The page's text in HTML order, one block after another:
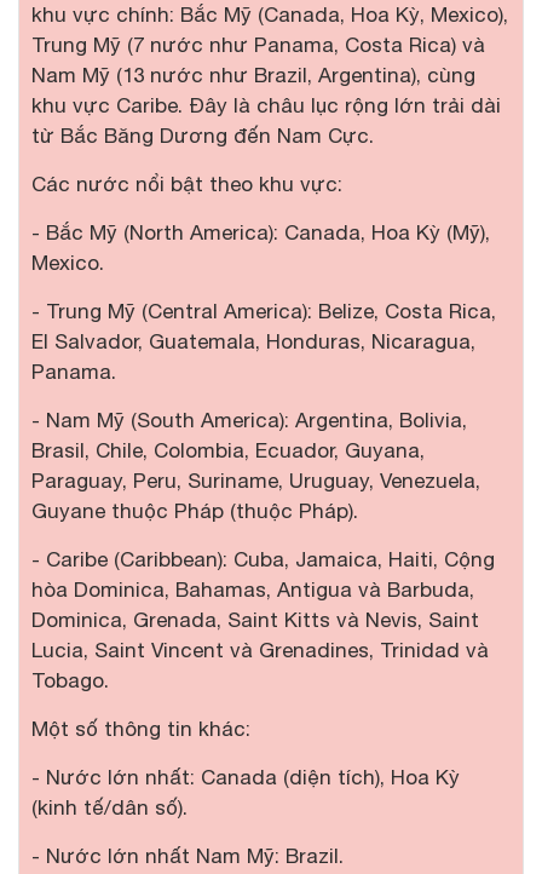
khu vực chính: Bắc Mỹ (Canada, Hoa Kỳ, Mexico),
Trung Mỹ (7 nước như Panama, Costa Rica) và
Nam Mỹ (13 nước như Brazil, Argentina), cùng
khu vực Caribe. Đây là châu lục rộng lớn trải dài
từ Bắc Băng Dương đến Nam Cực.
Các nước nổi bật theo khu vực:
- Bắc Mỹ (North America): Canada, Hoa Kỳ (Mỹ),
Mexico.
- Trung Mỹ (Central America): Belize, Costa Rica,
El Salvador, Guatemala, Honduras, Nicaragua,
Panama.
- Nam Mỹ (South America): Argentina, Bolivia,
Brasil, Chile, Colombia, Ecuador, Guyana,
Paraguay, Peru, Suriname, Uruguay, Venezuela,
Guyane thuộc Pháp (thuộc Pháp).
- Caribe (Caribbean): Cuba, Jamaica, Haiti, Cộng
hòa Dominica, Bahamas, Antigua và Barbuda,
Dominica, Grenada, Saint Kitts và Nevis, Saint
Lucia, Saint Vincent và Grenadines, Trinidad và
Tobago.
Một số thông tin khác:
- Nước lớn nhất: Canada (diện tích), Hoa Kỳ
(kinh tế/dân số).
- Nước lớn nhất Nam Mỹ: Brazil.